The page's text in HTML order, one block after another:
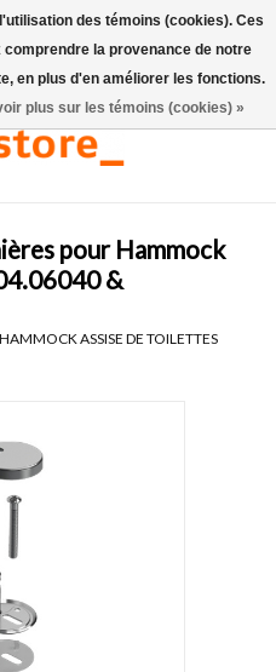
pour Hammock
&
ASSISE DE TOILETTES
des témoins (cookies). Ces
la provenance de notre
en plus d'en améliorer les fonctions.
plus sur les témoins (cookies) »